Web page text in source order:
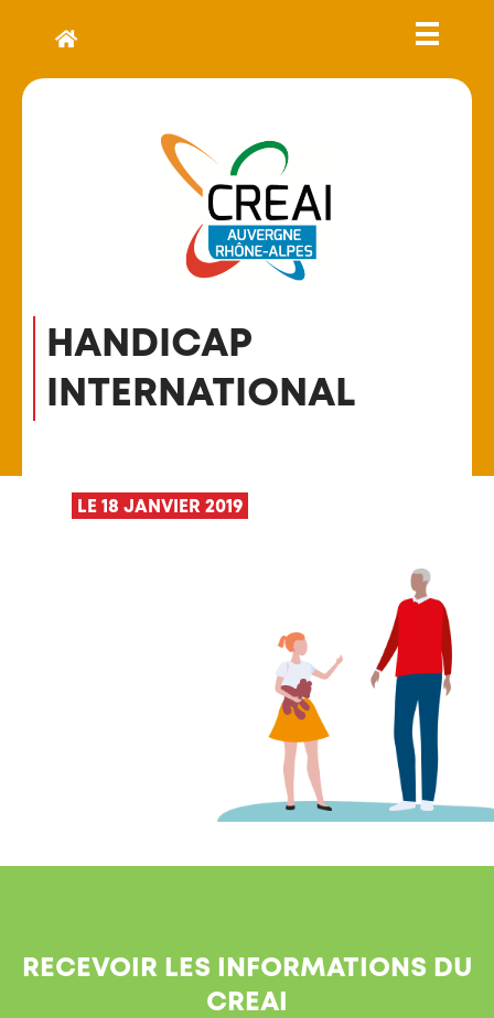
HANDICAP
INTERNATIONAL
LE 18 JANVIER 2019
RECEVOIR LES INFORMATIONS DU
CREAI